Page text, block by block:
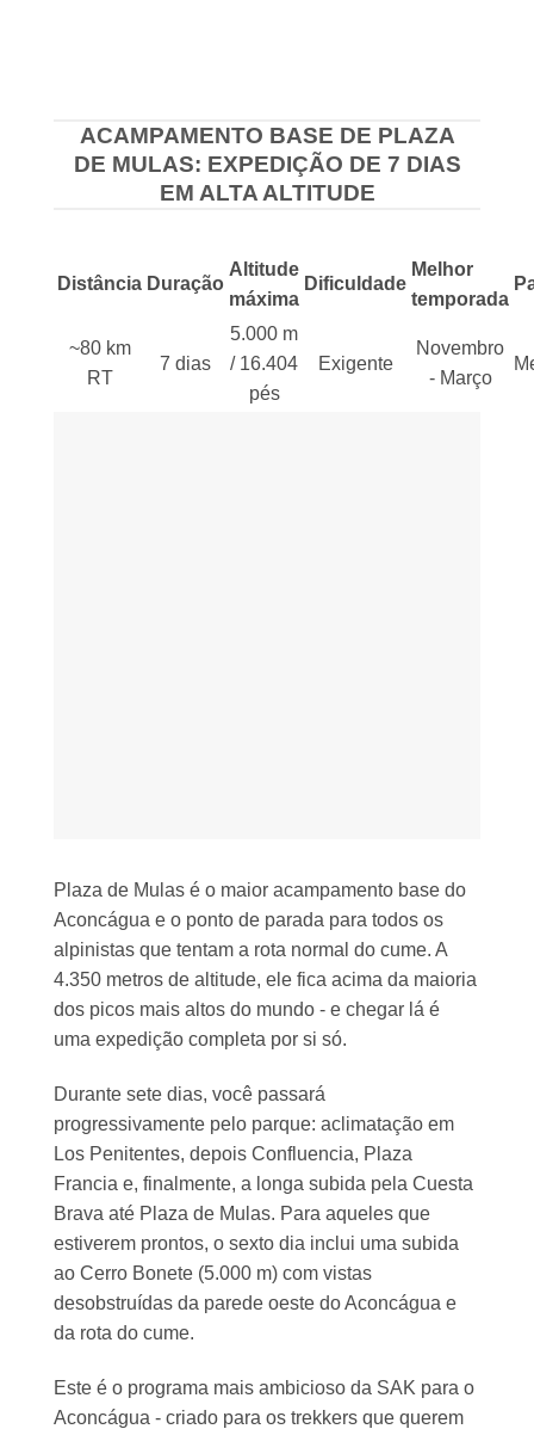
ACAMPAMENTO BASE DE PLAZA
DE MULAS: EXPEDIÇÃO DE 7 DIAS
EM ALTA ALTITUDE
Distância Duração
Altitude
máxima
Dificuldade
Melhor
temporada
~80 km
RT
7 dias
5.000 m
/ 16.404
pés
Exigente
Novembro
- Março
Plaza de Mulas é o maior acampamento base do
Aconcágua e o ponto de parada para todos os
alpinistas que tentam a rota normal do cume. A
4.350 metros de altitude, ele fica acima da maioria
dos picos mais altos do mundo - e chegar lá é
uma expedição completa por si só.
Durante sete dias, você passará
progressivamente pelo parque: aclimatação em
Los Penitentes, depois Confluencia, Plaza
Francia e, finalmente, a longa subida pela Cuesta
Brava até Plaza de Mulas. Para aqueles que
estiverem prontos, o sexto dia inclui uma subida
ao Cerro Bonete (5.000 m) com vistas
desobstruídas da parede oeste do Aconcágua e
da rota do cume.
Este é o programa mais ambicioso da SAK para o
Aconcágua - criado para os trekkers que querem